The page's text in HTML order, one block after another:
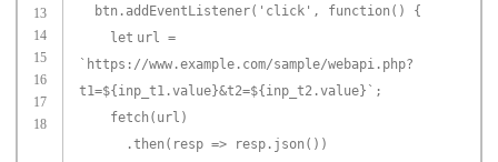
13
14
15
16
17
18
btn.addEventListener( 'click' , function () {
let url =
`https: //www.example.com/sample/webapi.php?
t1=${inp_t1.value}&t2=${inp_t2.value}`;
fetch(url)
.then(resp => resp.json())